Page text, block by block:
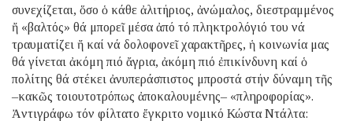
συνεχίζεται, ὅσο ὁ κάθε ἀλιτήριος, ἀνώμαλος, διεστραμμένος
ἤ «βαλτός» θά μπορεῖ μέσα ἀπό τό πληκτρολόγιό του νά
τραυματίζει ἤ καί νά δολοφονεῖ χαρακτῆρες, ἡ κοινωνία μας
θά γίνεται ἀκόμη πιό ἄγρια, ἀκόμη πιό ἐπικίνδυνη καί ὁ
πολίτης θά στέκει ἀνυπεράσπιστος μπροστά στήν δύναμη τῆς
–κακῶς τοιουτοτρόπως ἀποκαλουμένης– «πληροφορίας».
Ἀντιγράφω τόν φίλτατο ἔγκριτο νομικό Κώστα Ντάλτα: